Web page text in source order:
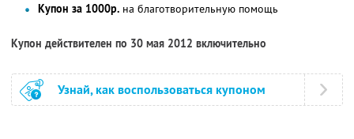
Купон за 1000р. на благотворительную помощь
Купон действителен по 30 мая 2012 включительно
Узнай, как воспользоваться купоном